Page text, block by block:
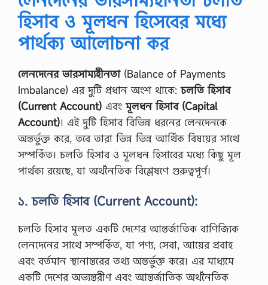
হিসাব ও মূলধন হিসেবের মধ্যে
পার্থক্য আলোচনা কর
লেনদেনের ভারসাম্যহীনতা(Balance of Payments
Imbalance) এর দুটি প্রধান অংশ থাকে:চলতি হিসাব
(Current Account) এবংমূলধন হিসাব (Capital
Account)। এই দুটি হিসাব বিভিন্ন ধরনের লেনদেনকে
অন্তর্ভুক্ত করে, তবে তারা ভিন্ন ভিন্ন আর্থিক বিষয়ের সাথে
সম্পর্কিত। চলতি হিসাব ও মূলধন হিসাবের মধ্যে কিছু মূল
পার্থক্য রয়েছে, যা অর্থনৈতিক বিশ্লেষণে গুরুত্বপূর্ণ।
১. চলতি হিসাব (Current Account):
চলতি হিসাব মূলত একটি দেশের আন্তর্জাতিক বাণিজ্যিক
লেনদেনের সাথে সম্পর্কিত, যা পণ্য, সেবা, আয়ের প্রবাহ
এবং বর্তমান স্থানান্তরের তথ্য অন্তর্ভুক্ত করে। এর মাধ্যমে
একটি দেশের অভ্যন্তরীণ এবং আন্তর্জাতিক অর্থনৈতিক